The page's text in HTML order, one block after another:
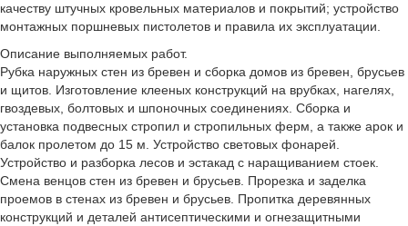
качеству штучных кровельных материалов и покрытий; устройство
монтажных поршневых пистолетов и правила их эксплуатации.
Описание выполняемых работ.
Рубка наружных стен из бревен и сборка домов из бревен, брусьев
и щитов. Изготовление клееных конструкций на врубках, нагелях,
гвоздевых, болтовых и шпоночных соединениях. Сборка и
установка подвесных стропил и стропильных ферм, а также арок и
балок пролетом до 15 м. Устройство световых фонарей.
Устройство и разборка лесов и эстакад с наращиванием стоек.
Смена венцов стен из бревен и брусьев. Прорезка и заделка
проемов в стенах из бревен и брусьев. Пропитка деревянных
конструкций и деталей антисептическими и огнезащитными